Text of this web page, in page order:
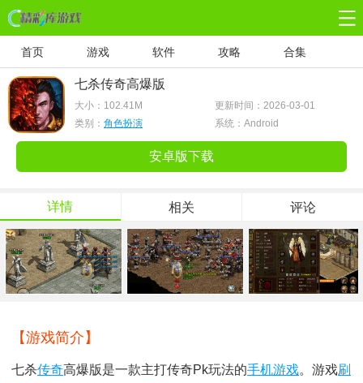
首页 游戏 软件 攻略 合集
七杀传奇高爆版
大小： 102.41M
更新时间：2026-03-01
类别： 角色扮演 系统：Android
安卓版下载
详情 相关 评论
【游戏简介】
七杀传奇高爆版是一款主打传奇pk玩法的手机游戏。游戏刷